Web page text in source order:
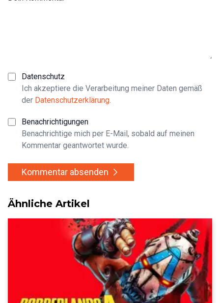
Datenschutz
Ich akzeptiere die Verarbeitung meiner Daten gemäß
der Datenschutzerklärung.
Benachrichtigungen
Benachrichtige mich per E-Mail, sobald auf meinen
Kommentar geantwortet wurde.
Kommentar absenden
Ähnliche Artikel